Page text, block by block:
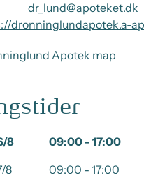
dr_lund@apoteket.dk
dronninglundapotek.a-
8
09:00 - 17:00
8
09:00 - 17:00